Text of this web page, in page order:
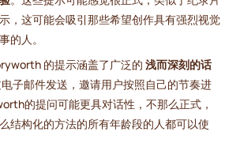
，这可能会吸引那些希望创作具有强烈视觉
的人。
的提示涵盖了广泛的 浅而深刻的话
子邮件发送，邀请用户按照自己的节奏进
的提问可能更具对话性，不那么正式，
结构化的方法的所有年龄段的人都可以使